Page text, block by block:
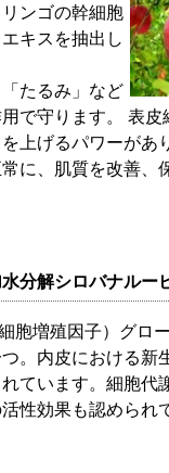
ンゴの幹細胞
キスを抽出し
たるみ」など
で守ります。 表皮
上げるパワーがあ
に、肌質を改善、
分解シロバナルー
胞増殖因子）グロ
。内皮における新
ています。細胞代
性効果も認められ